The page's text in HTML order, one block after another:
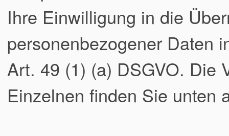
Ihre Einwilligung in die
personenbezogener Daten
Art. 49 (1) (a) DSGVO. Die
Einzelnen finden Sie unten